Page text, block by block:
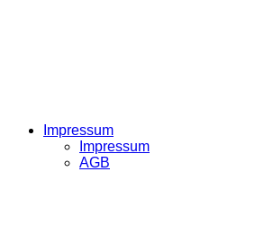
Impressum
Impressum
AGB